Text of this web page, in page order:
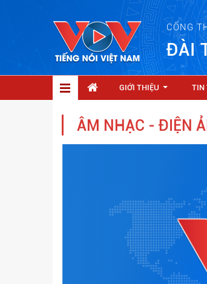
CỔNG
ĐÀI
GIỚI THIỆU TIN
ÂM NHẠC - ĐIỆN